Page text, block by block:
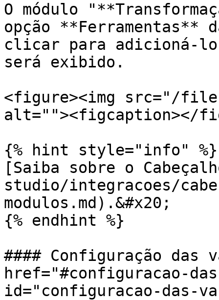
O módulo
opção **Ferramentas**
clicar para adicioná-
será exibido.
<figure><img src="/files/
alt=""><figcaption></
{% hint style="info" %}
[Saiba sobre o
studio/integracoes/
modulos.md).&#x20;
{% endhint %}
#### Configuração das
href="#configuracao-
id="configuracao-das-